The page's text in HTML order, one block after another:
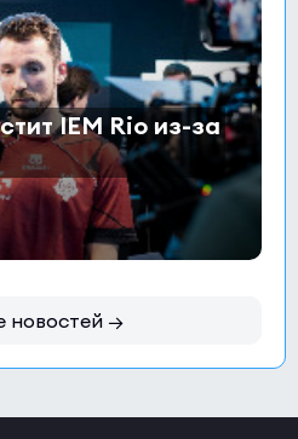
IEM Rio из-за
новостей →